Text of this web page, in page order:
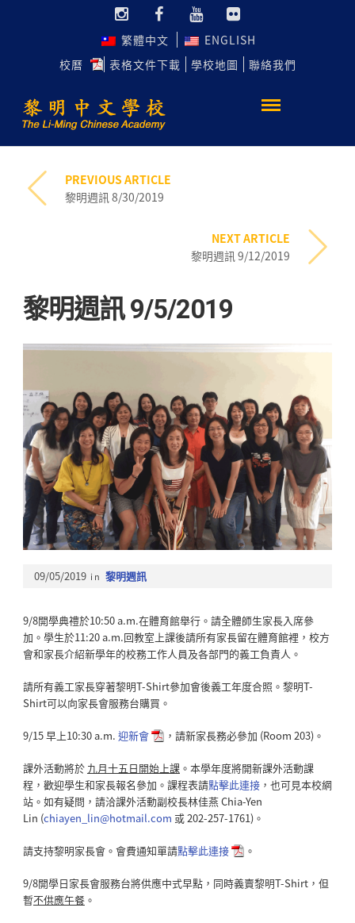
繁體中文
ENGLISH
校曆
表格文件下載 學校地圖 聯絡我們
PREVIOUS ARTICLE
黎明週訊 8/30/2019
NEXT ARTICLE
黎明週訊 9/12/2019
黎明週訊 9/5/2019
09/05/2019 in 黎明週訊
9/8開學典禮於10:50 a.m.在體育館舉行。請全體師生家長入席參
加。學生於11:20 a.m.回教室上課後請所有家長留在體育館裡，校方
會和家長介紹新學年的校務工作人員及各部門的義工負責人 。
請所有義工家長穿著黎明T-Shirt參加會後義工年度合照。黎明T-
Shirt可以向家長會服務台購買。
9/15 早上10:30 a.m. 迎新會 ，請新家長務必參加 (Room 203)。
課外活動將於 九月十五日開始上課。本學年度將開新課外活動課
程，歡迎學生和家長報名參加。課程表請點擊此連接，也可見本校網
站。如有疑問，請洽課外活動副校長林佳燕 Chia-Yen
Lin (chiayen_lin@hotmail.com 或 202-257-1761)。
請支持黎明家長會。會費通知單請點擊此連接 。
9/8開學日家長會服務台將供應中式早點，同時義賣黎明T-Shirt，但
暫不供應午餐。